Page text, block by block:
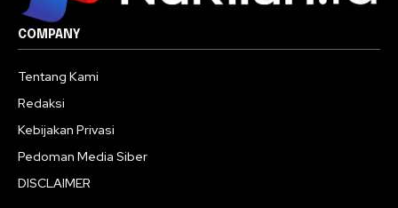
COMPANY
Tentang Kami
Redaksi
Kebijakan Privasi
Pedoman Media Siber
DISCLAIMER